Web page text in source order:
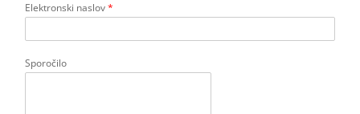
Elektronski naslov*
Sporočilo